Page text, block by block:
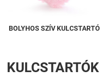
BOLYHOS SZÍV KULCSTARTÓ
KULCSTARTÓK